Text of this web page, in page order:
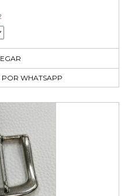
POR WHATSAPP